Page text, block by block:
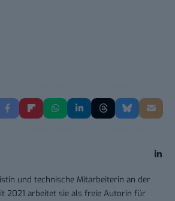
und technische Mitarbeiterin an der
2021 arbeitet sie als freie Autorin für